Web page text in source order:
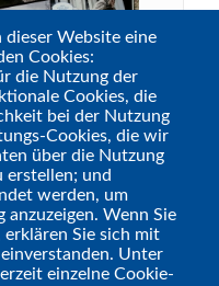
den jungen
welcher vor
Küste
seinem Weg
Website eine
Cookies:
die Nutzung der
Cookies, die
bei der Nutzung
Cookies, die wir
über die Nutzung
erstellen; und
werden, um
Wenn Sie
erklären Sie sich mit
Unter
einzelne Cookie-